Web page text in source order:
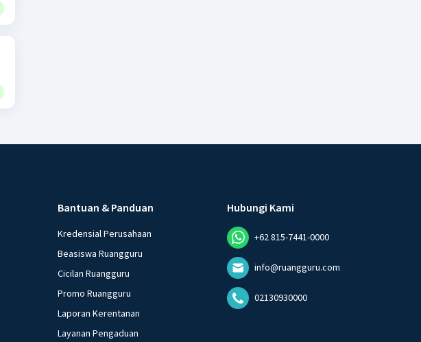
Bantuan & Panduan
Kredensial Perusahaan
Beasiswa Ruangguru
Cicilan Ruangguru
Promo Ruangguru
Laporan Kerentanan
Layanan Pengaduan
Hubungi Kami
+62 815-7441-0000
info@ruangguru.com
02130930000